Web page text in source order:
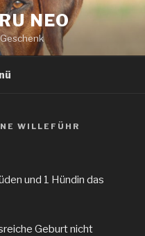
NEO
WILLEFÜHR
und 1 Hündin das
Geburt nicht